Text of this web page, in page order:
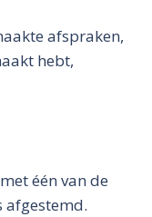
afspraken,
hebt,
één van de
afgestemd.